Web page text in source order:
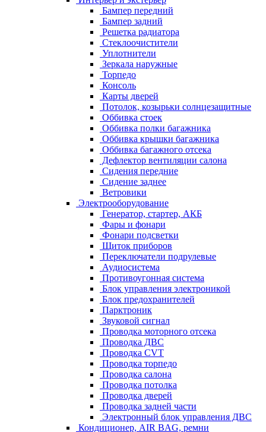
Бампер передний
Бампер задний
Решетка радиатора
Стеклоочистители
Уплотнители
Зеркала наружные
Торпедо
Консоль
Карты дверей
Потолок, козырьки солнцезащитные
Оббивка стоек
Оббивка полки багажника
Оббивка крышки багажника
Оббивка багажного отсека
Дефлектор вентиляции салона
Сидения передние
Сидение заднее
Ветровики
Электрооборудование
Генератор, стартер, АКБ
Фары и фонари
Фонари подсветки
Щиток приборов
Переключатели подрулевые
Аудиосистема
Противоугонная система
Блок управления электроникой
Блок предохранителей
Парктроник
Звуковой сигнал
Проводка моторного отсека
Проводка ДВС
Проводка CVT
Проводка торпедо
Проводка салона
Проводка потолка
Проводка дверей
Проводка задней части
Электронный блок управления ДВС
Кондиционер, AIR BAG, ремни